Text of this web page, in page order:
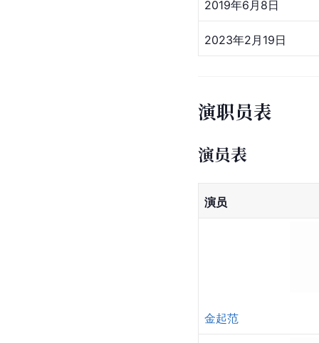
2019年6月8日
2023年2月19日
演职员表
演员表
演员
金起范